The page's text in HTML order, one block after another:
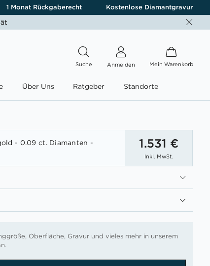
1 Monat Rückgaberecht Kostenlose Diamantgravur
Suche Anmelden Mein Warenkorb
Über Uns Ratgeber Standorte
- 0.09 ct. Diamanten -
1.531 €
Inkl. MwSt.
Oberfläche, Gravur und vieles mehr in unserem